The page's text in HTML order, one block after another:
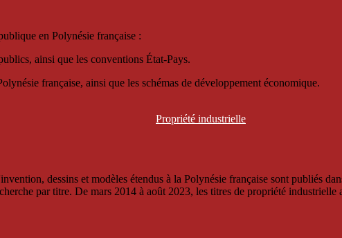
en Polynésie française :
ainsi que les conventions État-Pays.
française, ainsi que les schémas de développement économique.
Propriété industrielle
dessins et modèles étendus à la Polynésie française sont publiés
par titre. De mars 2014 à août 2023, les titres de propriété